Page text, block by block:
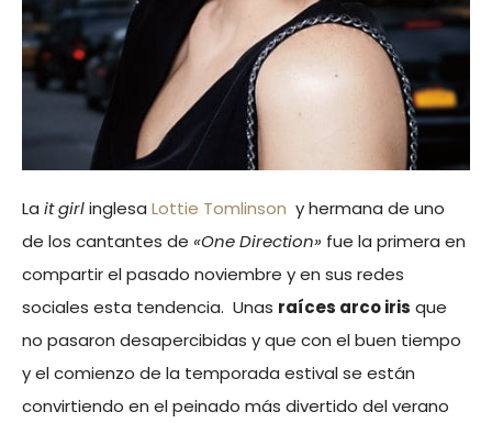
La it girlinglesa Lottie Tomlinson y hermana de uno
de los cantantes de «One Direction» fue la primera en
compartir el pasado noviembre y en sus redes
sociales esta tendencia. Unas raíces arco iris que
no pasaron desapercibidas y que con el buen tiempo
y el comienzo de la temporada estival se están
convirtiendo en el peinado más divertido del verano